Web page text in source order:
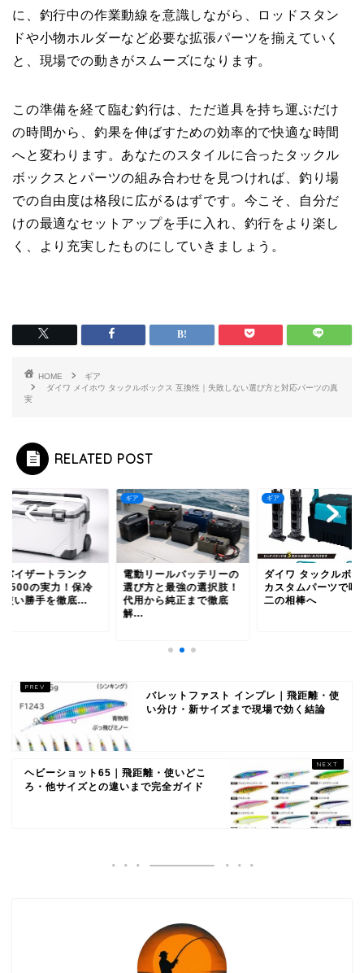
に、釣行中の作業動線を意識しながら、ロッドスタン
ドや小物ホルダーなど必要な拡張パーツを揃えていく
と、現場での動きがスムーズになります。
この準備を経て臨む釣行は、ただ道具を持ち運ぶだけ
の時間から、釣果を伸ばすための効率的で快適な時間
へと変わります。あなたのスタイルに合ったタックル
ボックスとパーツの組み合わせを見つければ、釣り場
での自由度は格段に広がるはずです。今こそ、自分だ
けの最適なセットアップを手に入れ、釣行をより楽し
く、より充実したものにしていきましょう。
HOME
ギア
ダイワ メイホウ タックルボックス 互換性｜失敗しない選び方と対応パーツの真
実
RELATED POST
バイザートランク
の実力！保冷
使い勝手を徹底...
ギア
電動リールバッテリーの
選び方と最強の選択肢！
代用から純正まで徹底
解...
ギア
ダイワ タックルボ
カスタムパーツで唯
二の相棒へ
バレットファスト インプレ｜飛距離・使
い分け・新サイズまで現場で効く結論
ヘビーショット65｜飛距離・使いどこ
ろ・他サイズとの違いまで完全ガイド